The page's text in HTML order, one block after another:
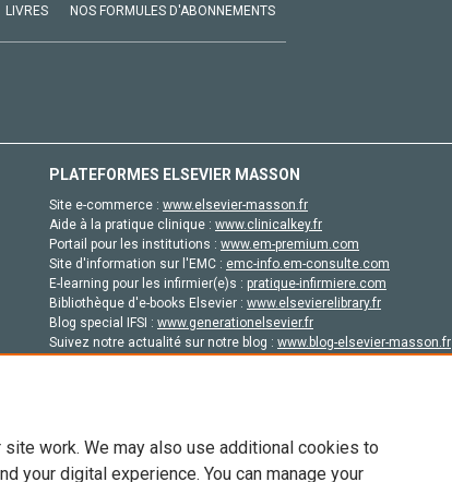
LIVRES NOS FORMULES D'ABONNEMENTS
PLATEFORMES ELSEVIER MASSON
Site e-commerce : www.elsevier-masson.fr
Aide à la pratique clinique : www.clinicalkey.fr
Portail pour les institutions : www.em-premium.com
Site d'information sur l'EMC : emc-info.em-consulte.com
E-learning pour les infirmier(e)s : pratique-infirmiere.com
Bibliothèque d'e-books Elsevier : www.elsevierelibrary.fr
Blog special IFSI : www.generationelsevier.fr
Suivez notre actualité sur notre blog : www.blog-elsevier-masson.fr
work. We may also use additional cookies to
your digital experience. You can manage your